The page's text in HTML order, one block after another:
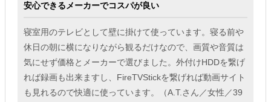
安心できるメーカーでコスパが良い
寝室用のテレビとして壁に掛けて使っています。寝る前や
休日の朝に横になりながら観るだけなので、画質や音質は
気にせず価格とメーカーで選びました。外付けHDDを繋げ
れば録画も出来ますし、FireTVStickを繋げれば動画サイト
も見れるので快適に使っています。（A.T.さん／女性／39